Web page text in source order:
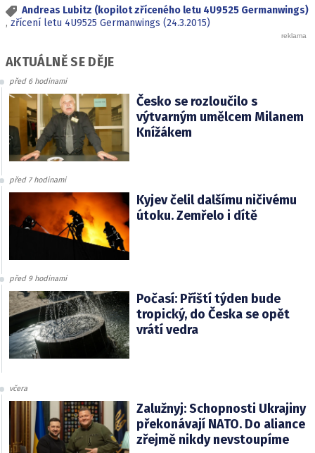
Andreas Lubitz (kopilot zříceného letu 4U9525 Germanwings)
, zřícení letu 4U9525 Germanwings (24.3.2015)
AKTUÁLNĚ SE DĚJE
před 6 hodinami
Česko se rozloučilo s
výtvarným umělcem Milanem
Knížákem
před 7 hodinami
Kyjev čelil dalšímu ničivému
útoku. Zemřelo i dítě
před 9 hodinami
Počasí: Příští týden bude
tropický, do Česka se opět
vrátí vedra
včera
Zalužnyj: Schopnosti Ukrajiny
překonávají NATO. Do aliance
zřejmě nikdy nevstoupíme